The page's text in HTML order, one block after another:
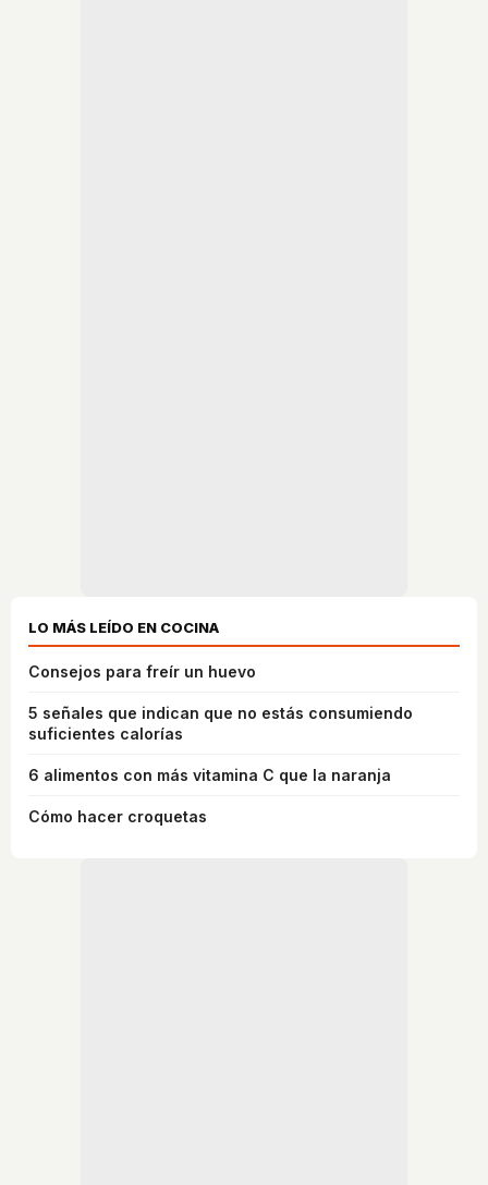
LO MÁS LEÍDO EN COCINA
Consejos para freír un huevo
5 señales que indican que no estás consumiendo
suficientes calorías
6 alimentos con más vitamina C que la naranja
Cómo hacer croquetas